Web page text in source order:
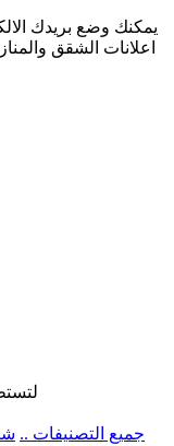
يمكنك وضع بريدك
اعلانات الشقق
.. جميع التصنيفات ..